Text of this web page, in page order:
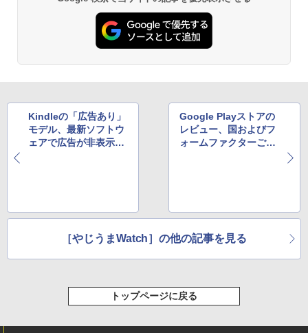
Kindleの「広告あり」
モデル、最新ソフトウ
ェアで広告が非表示に
Google Playストアの
レビュー、国およびフ
ォームファクターごと
［やじうまWatch］の他の記事を見る
トップページに戻る